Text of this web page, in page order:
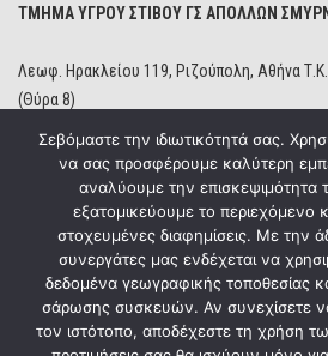
ΤΜΗΜΑ ΥΓΡΟΥ ΣΤΙΒΟΥ ΓΣ ΑΠΟΛΛΩΝ
Λεωφ. Ηρακλείου 119, Ριζούπολη, Αθήνα
(Θύρα 8)
Email:info@apollonwaterpolo.gr
www.apollonwaterpolo.gr
Copyright © 2020 ΓΣ Απόλλων Σμύρνης
Σεβόμαστε την ιδιωτικότητά σας.
να σας προσφέρουμε καλύτερη
αναλύουμε την επισκεψιμότητα
εξατομικεύουμε το περιεχόμενο
στοχευμένες διαφημίσεις. Με την
συνεργάτες μας ενδέχεται να
δεδομένα γεωγραφικής τοποθεσίας
σάρωσης συσκευών. Αν συνεχίσετε να
τον ιστότοπο, αποδέχεστε τη χρήση